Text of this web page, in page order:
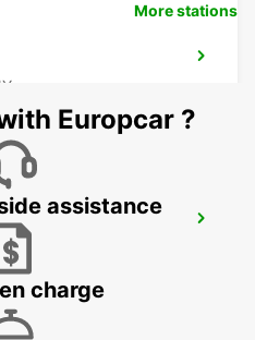
More stations
Europcar ?
assistance
charge